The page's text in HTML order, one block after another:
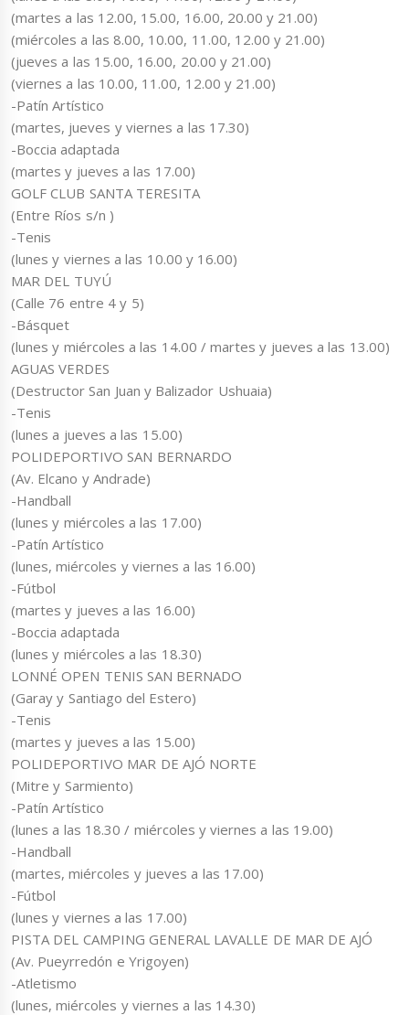
(martes a las 12.00, 15.00, 16.00, 20.00 y 21.00)
(miércoles a las 8.00, 10.00, 11.00, 12.00 y 21.00)
(jueves a las 15.00, 16.00, 20.00 y 21.00)
(viernes a las 10.00, 11.00, 12.00 y 21.00)
-Patín Artístico
(martes, jueves y viernes a las 17.30)
-Boccia adaptada
(martes y jueves a las 17.00)
GOLF CLUB SANTA TERESITA
(Entre Ríos s/n )
-Tenis
(lunes y viernes a las 10.00 y 16.00)
MAR DEL TUYÚ
(Calle 76 entre 4 y 5)
-Básquet
(lunes y miércoles a las 14.00 / martes y jueves a las 13.00)
AGUAS VERDES
(Destructor San Juan y Balizador Ushuaia)
-Tenis
(lunes a jueves a las 15.00)
POLIDEPORTIVO SAN BERNARDO
(Av. Elcano y Andrade)
-Handball
(lunes y miércoles a las 17.00)
-Patín Artístico
(lunes, miércoles y viernes a las 16.00)
-Fútbol
(martes y jueves a las 16.00)
-Boccia adaptada
(lunes y miércoles a las 18.30)
LONNÉ OPEN TENIS SAN BERNADO
(Garay y Santiago del Estero)
-Tenis
(martes y jueves a las 15.00)
POLIDEPORTIVO MAR DE AJÓ NORTE
(Mitre y Sarmiento)
-Patín Artístico
(lunes a las 18.30 / miércoles y viernes a las 19.00)
-Handball
(martes, miércoles y jueves a las 17.00)
-Fútbol
(lunes y viernes a las 17.00)
PISTA DEL CAMPING GENERAL LAVALLE DE MAR DE AJÓ
(Av. Pueyrredón e Yrigoyen)
-Atletismo
(lunes, miércoles y viernes a las 14.30)